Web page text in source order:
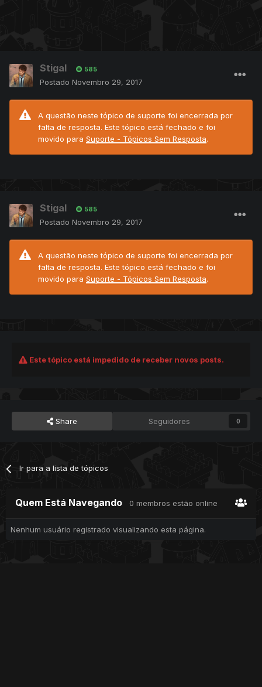
Stigal 585
Postado Novembro 29, 2017
A questão neste tópico de suporte foi encerrada por
falta de resposta. Este tópico está fechado e foi
movido para Suporte - Tópicos Sem Resposta.
Stigal 585
Postado Novembro 29, 2017
A questão neste tópico de suporte foi encerrada por
falta de resposta. Este tópico está fechado e foi
movido para Suporte - Tópicos Sem Resposta.
Este tópico está impedido de receber novos posts.
Share Seguidores 0
Ir para a lista de tópicos
Quem Está Navegando 0 membros estão online
Nenhum usuário registrado visualizando esta página.